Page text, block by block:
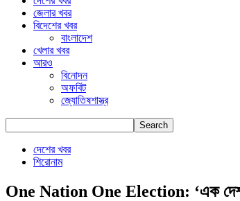
জেলার খবর
বিদেশের খবর
বাংলাদেশ
খেলার খবর
আরও
বিনোদন
অফবিট
জ্যোতিষশাস্ত্র
দেশের খবর
শিরোনাম
One Nation One Election: ‘এক দেশ এক